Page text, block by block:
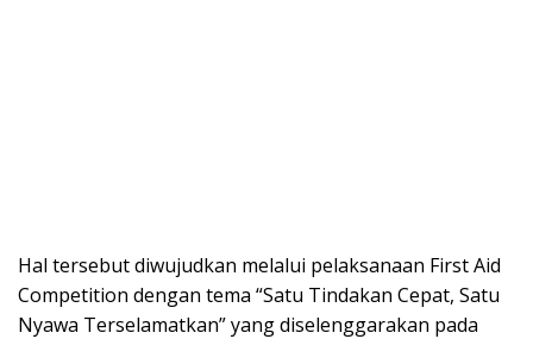
Hal tersebut diwujudkan melalui pelaksanaan First Aid
Competition dengan tema “Satu Tindakan Cepat, Satu
Nyawa Terselamatkan” yang diselenggarakan pada